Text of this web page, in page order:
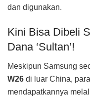
dan digunakan.
Kini Bisa Dibeli
Dana ‘Sultan’!
Meskipun Samsung
W26 di luar China,
mendapatkannya